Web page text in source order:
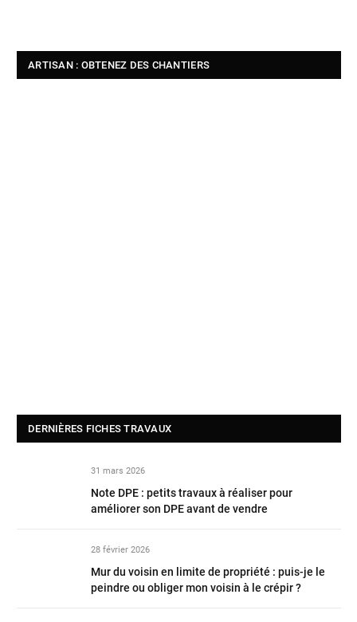
ARTISAN : OBTENEZ DES CHANTIERS
DERNIÈRES FICHES TRAVAUX
31 mars 2026
Note DPE : petits travaux à réaliser pour
améliorer son DPE avant de vendre
28 février 2026
Mur du voisin en limite de propriété : puis-je le
peindre ou obliger mon voisin à le crépir ?